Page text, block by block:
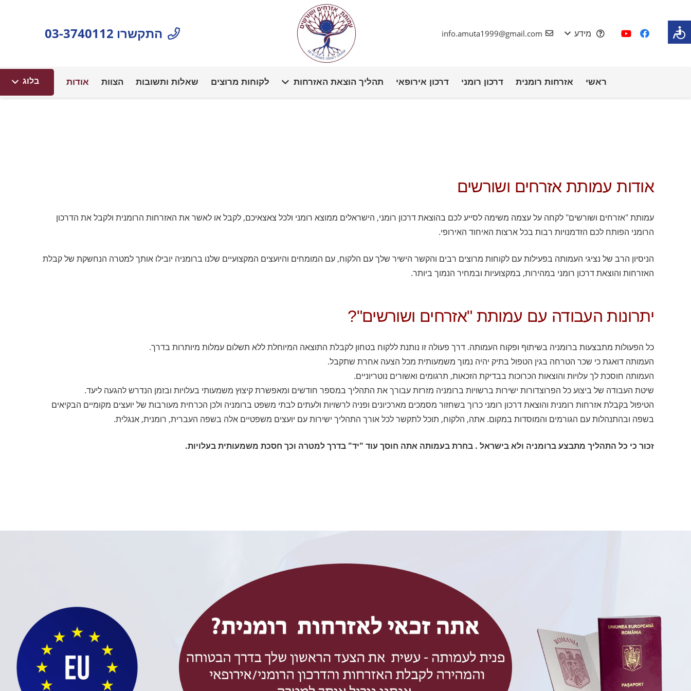
מידע info.amuta1999@gmail.com התקשרו 03-3740112
ראשי אזרחות רומנית דרכון רומני דרכון אירופאי תהליך הוצאת האזרחות לקוחות מרוצים שאלות ותשובות הצוות אודות בלוג
אודות עמותת אזרחים ושורשים
עמותת "אזרחים ושורשים" לקחה על עצמה משימה לסייע לכם בהוצאת דרכון רומני, הישראלים ממוצא רומני ולכל צאצאיכם, לקבל או לאשר את האזרחות הרומנית ולקבל את הדרכון
הרומני הפותח לכם הזדמנויות רבות בכל ארצות האיחוד האירופי.
הניסיון הרב של נציגי העמותה בפעילות עם לקוחות מרוצים רבים והקשר הישיר שלך עם הלקוח, עם המומחים והיועצים המקצועיים שלנו ברומניה יובילו אותך למטרה הנחשקת של קבלת
האזרחות והוצאת דרכון רומני במהירות, במקצועיות ובמחיר הנמוך ביותר.
יתרונות העבודה עם עמותת "אזרחים ושורשים"?
כל הפעולות מתבצעות ברומניה בשיתוף ופקוח העמותה. דרך פעולה זו נותנת ללקוח בטחון לקבלת התוצאה המיוחלת ללא תשלום עמלות מיותרות בדרך.
העמותה דואגת כי שכר הטרחה בגין הטפול בתיק יהיה נמוך משמעותית מכל הצעה אחרת שתקבל.
העמותה חוסכת לך עלויות והוצאות הכרוכות בבדיקת הזכאות, תרגומים ואשורים נוטריוניים.
שיטת העבודה של ביצוע כל הפרוצדורות ישירות ברשויות ברומניה מזרזת עבורך את התהליך במספר חודשים ומאפשרת קיצוץ משמעותי בעלויות ובזמן הנדרש להגעה ליעד.
הטיפול בקבלת אזרחות רומנית והוצאת דרכון רומני כרוך בשחזור מסמכים מארכיונים ופניה לרשויות ולעתים לבתי משפט ברומניה ולכן הכרחית מעורבות של יועצים מקומיים הבקיאים
בשפה ובהתנהלות עם הגורמים והמוסדות במקום. אתה, הלקוח, תוכל לתקשר לכל אורך התהליך ישירות עם יועצים משפטיים אלה בשפה העברית, רומנית, אנגלית.
זכור כי כל התהליך מתבצע ברומניה ולא בישראל . בחרת בעמותה אתה חוסך עוד "יד" בדרך למטרה וכך חסכת משמעותית בעלויות.